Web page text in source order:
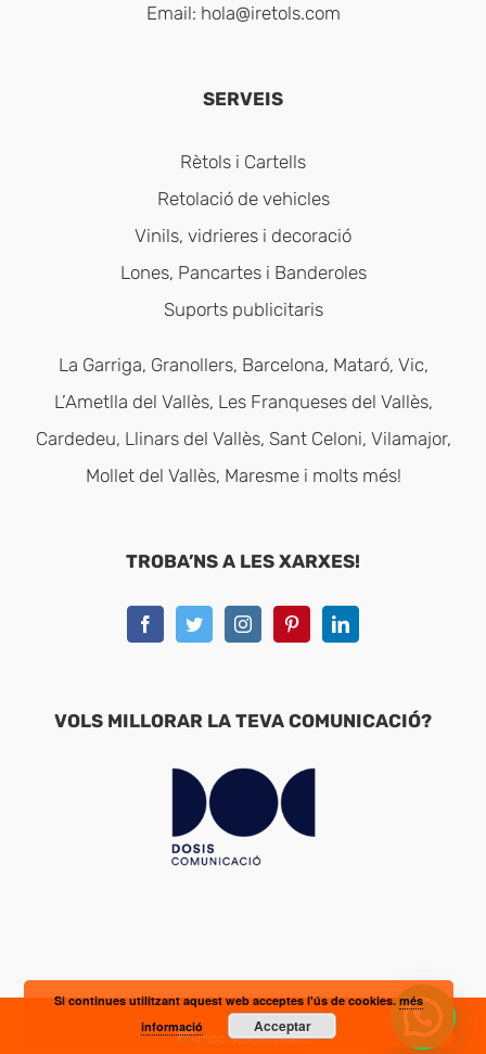
Email: hola@iretols.com
SERVEIS
Rètols i Cartells
Retolació de vehicles
Vinils, vidrieres i decoració
Lones, Pancartes i Banderoles
Suports publicitaris
La Garriga, Granollers, Barcelona, Mataró, Vic,
L’Ametlla del Vallès, Les Franqueses del Vallès,
Cardedeu, Llinars del Vallès, Sant Celoni, Vilamajor,
Mollet del Vallès, Maresme i molts més!
TROBA’NS A LES XARXES!
VOLS MILLORAR LA TEVA COMUNICACIÓ?
Si continues utilitzant aquest web acceptes l'ús de cookies.més
informació
Acceptar